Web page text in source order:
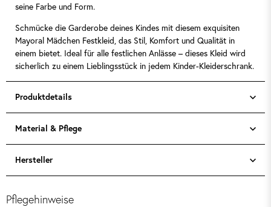
Produktdetails
Material & Pflege
Hersteller
seine Farbe und Form.
Schmücke die Garderobe deines Kindes mit diesem exquisiten
Mayoral Mädchen Festkleid, das Stil, Komfort und Qualität in
einem bietet. Ideal für alle festlichen Anlässe – dieses Kleid wird
sicherlich zu einem Lieblingsstück in jedem Kinder-Kleiderschrank.
Pflegehinweise